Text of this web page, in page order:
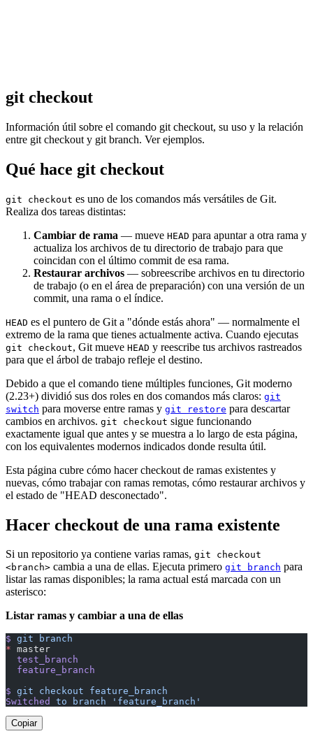
git checkout
Información útil sobre el comando git checkout, su uso y la relación
entre git checkout y git branch. Ver ejemplos.
Qué hace git checkout
git checkout es uno de los comandos más versátiles de Git.
Realiza dos tareas distintas:
Cambiar de rama — mueve HEAD para apuntar a otra rama y
actualiza los archivos de tu directorio de trabajo para que
coincidan con el último commit de esa rama.
Restaurar archivos — sobreescribe archivos en tu directorio
de trabajo (o en el área de preparación) con una versión de un
commit, una rama o el índice.
HEAD es el puntero de Git a "dónde estás ahora" — normalmente el
extremo de la rama que tienes actualmente activa. Cuando ejecutas
git checkout, Git mueve HEAD y reescribe tus archivos rastreados
para que el árbol de trabajo refleje el destino.
Debido a que el comando tiene múltiples funciones, Git moderno
(2.23+) dividió sus dos roles en dos comandos más claros: git
switch para moverse entre ramas y git restore para descartar
cambios en archivos. git checkout sigue funcionando
exactamente igual que antes y se muestra a lo largo de esta página,
con los equivalentes modernos indicados donde resulta útil.
Esta página cubre cómo hacer checkout de ramas existentes y
nuevas, cómo trabajar con ramas remotas, cómo restaurar archivos y
el estado de "HEAD desconectado".
Hacer checkout de una rama existente
Si un repositorio ya contiene varias ramas, git checkout
<branch> cambia a una de ellas. Ejecuta primero git branch para
listar las ramas disponibles; la rama actual está marcada con un
asterisco:
Listar ramas y cambiar a una de ellas
$ git branch
* master
  test_branch
  feature_branch
$ git checkout feature_branch
Switched
to branch 'feature_branch'
Copiar